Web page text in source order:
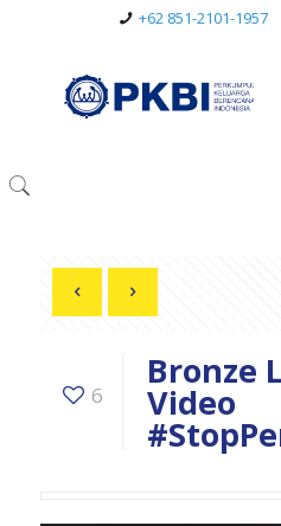
+62 851-2101-1957
6
Bronze
Video